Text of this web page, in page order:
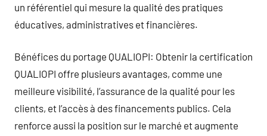
un référentiel qui mesure la qualité des pratiques
éducatives, administratives et financières.
Bénéfices du portage QUALIOPI: Obtenir la certification
QUALIOPI offre plusieurs avantages, comme une
meilleure visibilité, l’assurance de la qualité pour les
clients, et l’accès à des financements publics. Cela
renforce aussi la position sur le marché et augmente